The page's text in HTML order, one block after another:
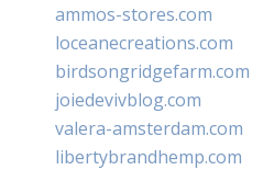
ammos-stores.com
loceanecreations.com
birdsongridgefarm.com
joiedevivblog.com
valera-amsterdam.com
libertybrandhemp.com